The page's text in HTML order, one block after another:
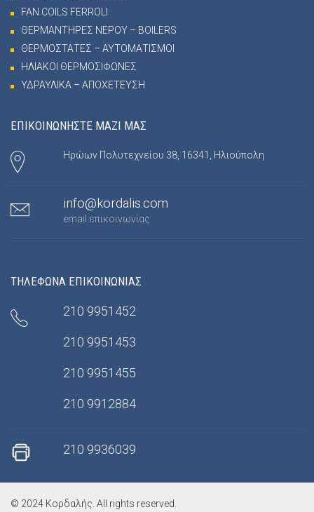
FAN COILS FERROLI
ΘΕΡΜΑΝΤΗΡΕΣ ΝΕΡΟΥ – BOILERS
ΘΕΡΜΟΣΤΑΤΕΣ – ΑΥΤΟΜΑΤΙΣΜΟΙ
ΗΛΙΑΚΟΙ ΘΕΡΜΟΣΙΦΩΝΕΣ
ΥΔΡΑΥΛΙΚΑ – ΑΠΟΧΕΤΕΥΣΗ
ΕΠΙΚΟΙΝΩΝΗΣΤΕ ΜΑΖΙ ΜΑΣ
Ηρώων Πολυτεχνείου 38, 16341, Ηλιούπολη
info@kordalis.com
email επικοινωνίας
ΤΗΛΕΦΩΝΑ ΕΠΙΚΟΙΝΩΝΙΑΣ
210 9951452
210 9951453
210 9951455
210 9912884
210 9936039
© 2024 Κορδαλής. All rights reserved.